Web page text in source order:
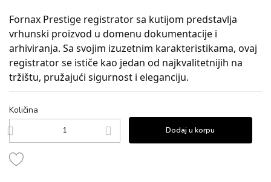
Fornax Prestige registrator sa kutijom predstavlja
vrhunski proizvod u domenu dokumentacije i
arhiviranja. Sa svojim izuzetnim karakteristikama, ovaj
registrator se ističe kao jedan od najkvalitetnijih na
tržištu, pružajući sigurnost i eleganciju.
Količina
Dodaj u korpu